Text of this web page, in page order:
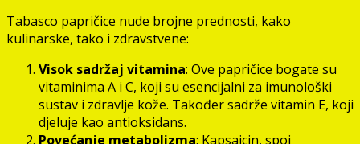
Tabasco papričice nude brojne prednosti, kako
kulinarske, tako i zdravstvene:
Visok sadržaj vitamina: Ove papričice bogate su
vitaminima A i C, koji su esencijalni za imunološki
sustav i zdravlje kože. Također sadrže vitamin E, koji
djeluje kao antioksidans.
Povećanje metabolizma: Kapsaicin, spoj